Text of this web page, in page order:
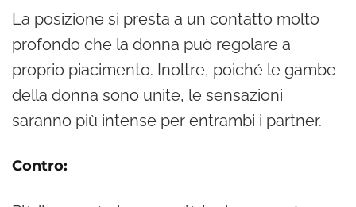
La posizione si presta a un contatto molto
profondo che la donna può regolare a
proprio piacimento. Inoltre, poiché le gambe
della donna sono unite, le sensazioni
saranno più intense per entrambi i partner.
Contro: